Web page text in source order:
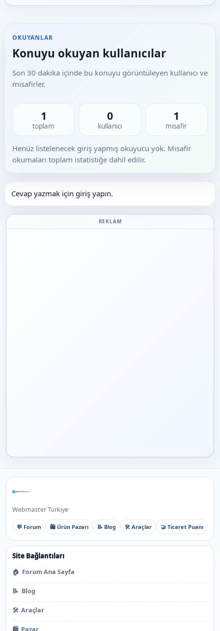
OKUYANLAR
Konuyu okuyan kullanıcılar
Son 30 dakika içinde bu konuyu görüntüleyen kullanıcı ve
misafirler.
1
toplam
0
kullanıcı
1
misafir
Henüz listelenecek giriş yapmış okuyucu yok. Misafir
okumaları toplam istatistiğe dahil edilir.
Cevap yazmak için giriş yapın.
REKLAM
Webmaster Türkiye
💬 Forum 🛍️ Ürün Pazarı 📝 Blog 🛠️ Araçlar 🤝 Ticaret Puanı
Site Bağlantıları
🏠 Forum Ana Sayfa
📝 Blog
🛠️ Araçlar
🛍️ Pazar